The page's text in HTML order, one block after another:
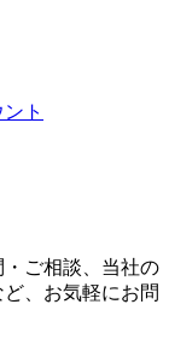
ト
ご相談、当社の
、お気軽にお問